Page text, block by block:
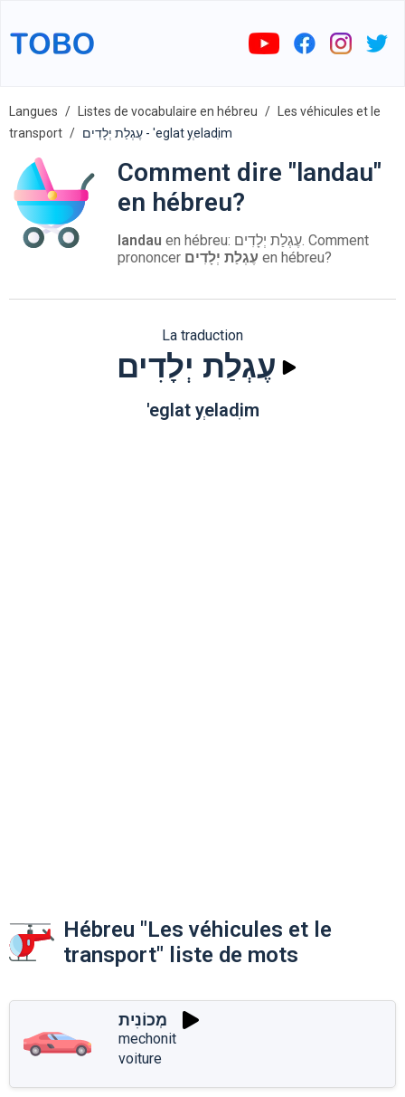
Langues Listes de vocabulaire en hébreu
Les véhicules et le
transport
עֶגְלַת יְלָדִים - 'eglat yְeladִim
Comment dire "landau"
en hébreu?
landau en hébreu: עֶגְלַת יְלָדִים. Comment
prononcer עֶגְלַת יְלָדִים en hébreu?
La traduction
עֶגְלַת יְלָדִים
'eglat yְeladִim
Hébreu "Les véhicules et le
transport" liste de mots
מְכוֹנִית
mechonit
voiture